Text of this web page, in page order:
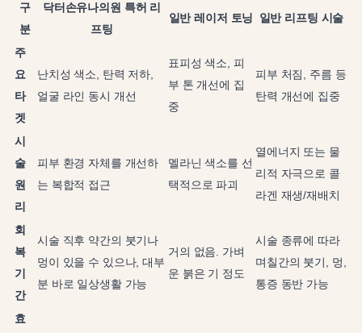
구
분
닥터손유나의원 특허 리
프팅
일반 레이저 토닝 일반 리프팅 시술
주
요
타
겟
난치성 색소, 탄력 저하,
얼굴 라인 동시 개선
표피성 색소, 피
부 톤 개선에 집
중
피부 처짐, 주름 등
탄력 개선에 집중
시
술
원
리
피부 환경 자체를 개선하
는 복합적 접근
멜라닌 색소를 선
택적으로 파괴
열에너지 또는 물
리적 자극으로 콜
라겐 재생/재배치
회
복
기
간
시술 직후 약간의 붓기나
멍이 있을 수 있으나, 대부
분 바로 일상생활 가능
거의 없음. 가벼
운 붉은 기 정도
시술 종류에 따라
며칠간의 붓기, 멍,
통증 동반 가능
효